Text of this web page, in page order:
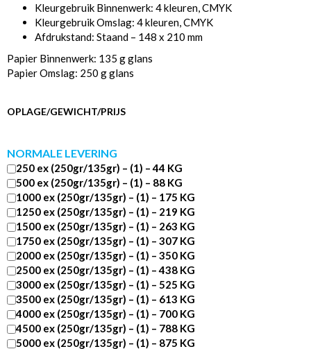
Kleurgebruik Binnenwerk: 4 kleuren, CMYK
Kleurgebruik Omslag: 4 kleuren, CMYK
Afdrukstand: Staand – 148 x 210 mm
Papier Binnenwerk: 135 g glans
Papier Omslag: 250 g glans
OPLAGE/GEWICHT/PRIJS
NORMALE LEVERING
250 ex (250gr/135gr) – (1) – 44 KG
500 ex (250gr/135gr) – (1) – 88 KG
1000 ex (250gr/135gr) – (1) – 175 KG
1250 ex (250gr/135gr) – (1) – 219 KG
1500 ex (250gr/135gr) – (1) – 263 KG
1750 ex (250gr/135gr) – (1) – 307 KG
2000 ex (250gr/135gr) – (1) – 350 KG
2500 ex (250gr/135gr) – (1) – 438 KG
3000 ex (250gr/135gr) – (1) – 525 KG
3500 ex (250gr/135gr) – (1) – 613 KG
4000 ex (250gr/135gr) – (1) – 700 KG
4500 ex (250gr/135gr) – (1) – 788 KG
5000 ex (250gr/135gr) – (1) – 875 KG